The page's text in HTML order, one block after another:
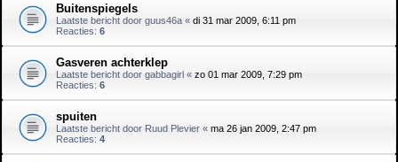
Buitenspiegels
Laatste bericht door guus46a « di 31 mar 2009, 6:11 pm
Reacties: 6
Gasveren achterklep
Laatste bericht door gabbagirl « zo 01 mar 2009, 7:29 pm
Reacties: 6
spuiten
Laatste bericht door Ruud Plevier « ma 26 jan 2009, 2:47 pm
Reacties: 4